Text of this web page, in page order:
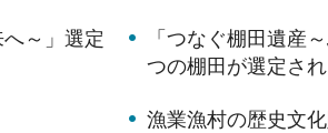
～」選定
「つなぐ棚田遺産
つの棚田が選定され
漁業漁村の歴史文